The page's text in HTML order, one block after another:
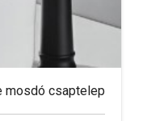
mosdó csaptelep